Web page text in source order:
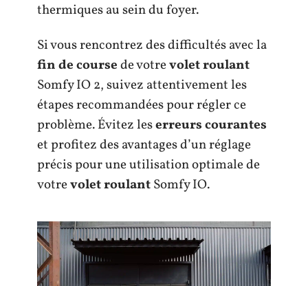
thermiques au sein du foyer.
Si vous rencontrez des difficultés avec la
fin de coursede votrevolet roulant
Somfy IO 2, suivez attentivement les
étapes recommandées pour régler ce
problème. Évitez leserreurs courantes
et profitez des avantages d’un réglage
précis pour une utilisation optimale de
votrevolet roulantSomfy IO.